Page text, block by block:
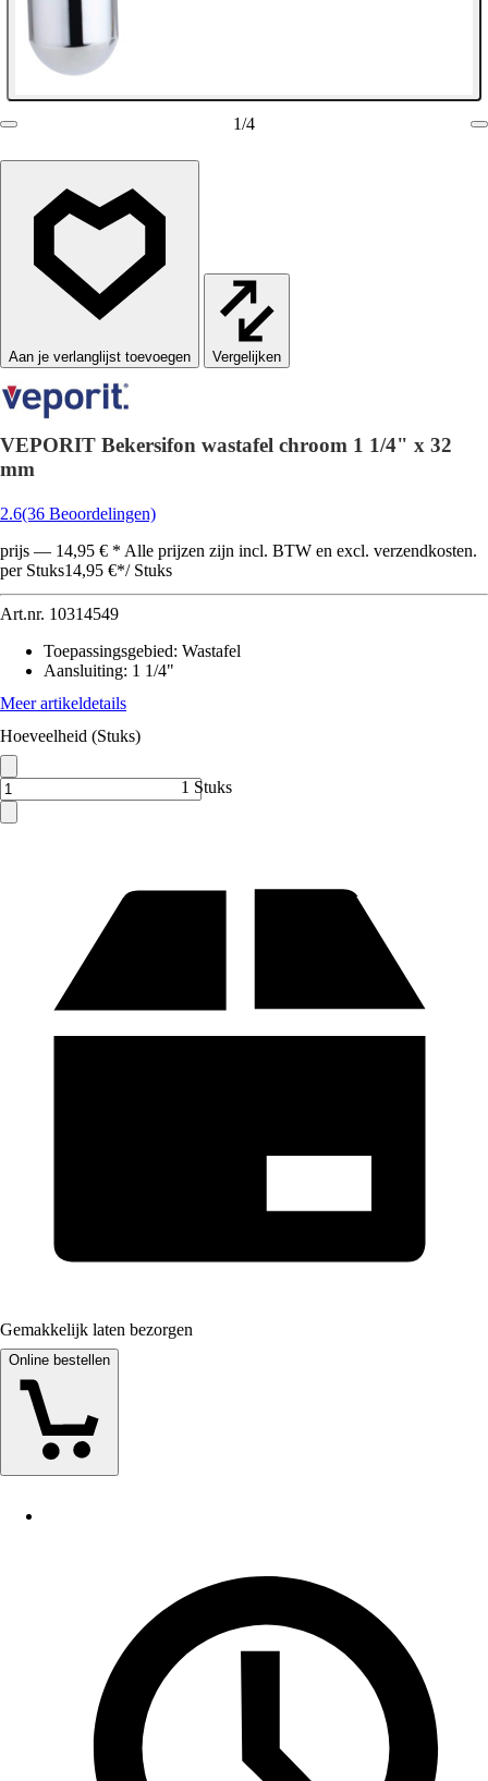
1/4
Vergelijken
VEPORIT Bekersifon wastafel chroom 1 1/4" x 32
mm
2.6(36 Beoordelingen)
prijs — 14,95 € * Alle prijzen zijn incl. BTW en excl. verzendkosten.
per Stuks14,95 €*/ Stuks
Art.nr. 10314549
Toepassingsgebied: Wastafel
Aansluiting: 1 1/4"
Meer artikeldetails
Hoeveelheid (Stuks)
1 Stuks
Gemakkelijk laten bezorgen
Online bestellen